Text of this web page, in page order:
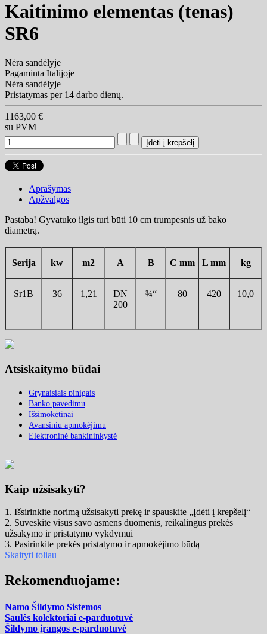
Kaitinimo elementas (tenas)
SR6
Nėra sandėlyje
Pagaminta Italijoje
Nėra sandėlyje
Pristatymas per 14 darbo dienų.
1163,00 €
su PVM
Aprašymas
Apžvalgos
Pastaba! Gyvatuko ilgis turi būti 10 cm trumpesnis už bako
diametrą.
Serija kw m2 A B C mm L mm kg
Sr1B 36 1,21
DN
200
¾“ 80 420 10,0
Atsiskaitymo būdai
Grynaisiais pinigais
Banko pavedimu
Išsimokėtinai
Avansiniu apmokėjimu
Elektroninė bankininkystė
Kaip užsisakyti?
1. Išsirinkite norimą užsisakyti prekę ir spauskite „Įdėti į krepšelį“
2. Suveskite visus savo asmens duomenis, reikalingus prekės
užsakymo ir pristatymo vykdymui
3. Pasirinkite prekės pristatymo ir apmokėjimo būdą
Skaityti toliau
Rekomenduojame:
Namo Šildymo Sistemos
Saulės kolektoriai e-parduotuvė
Šildymo įrangos e-parduotuvė